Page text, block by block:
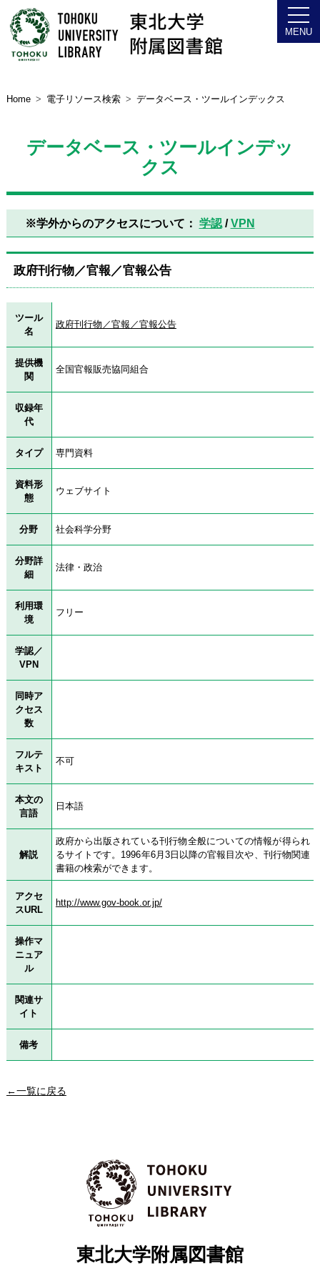
Home 電子リソース検索 データベース・ツールインデックス
データベース・ツールインデッ
クス
※学外からのアクセスについて： 学認/VPN
政府刊行物／官報／官報公告
ツール
名
政府刊行物／官報／官報公告
提供機
関
全国官報販売協同組合
収録年
代
タイプ 専門資料
資料形
態
ウェブサイト
分野 社会科学分野
分野詳
細
法律・政治
利用環
境
フリー
学認／
VPN
同時ア
クセス
数
フルテ
キスト
不可
本文の
言語
日本語
解説
政府から出版されている刊行物全般についての情報が得られ
るサイトです。1996年6月3日以降の官報目次や、刊行物関連
書籍の検索ができます。
アクセ
スURL
http://www.gov-book.or.jp/
操作マ
ニュア
ル
関連サ
イト
備考
←一覧に戻る
東北大学附属図書館